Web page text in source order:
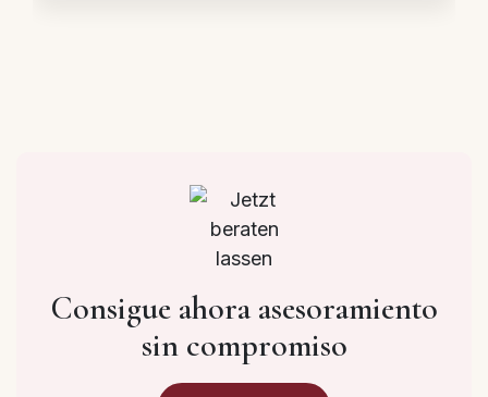
Consigue ahora asesoramiento
sin compromiso